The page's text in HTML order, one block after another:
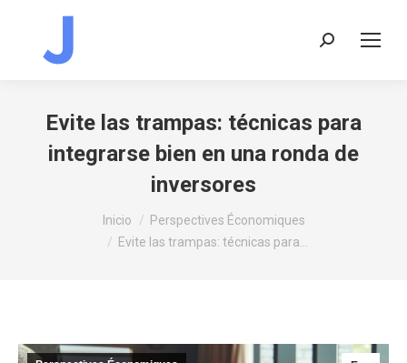
Buscar:
Evite las trampas: técnicas para
integrarse bien en una ronda de
inversores
Inicio
Perspectives Économiques
Evite las trampas: técnicas para…